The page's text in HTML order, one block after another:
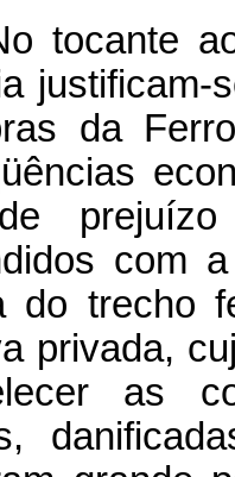
tocante
justificam-
da
com
do trecho
privada,
as